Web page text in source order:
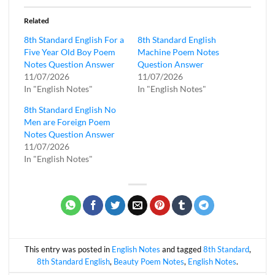
Related
8th Standard English For a
Five Year Old Boy Poem
Notes Question Answer
11/07/2026
In "English Notes"
8th Standard English
Machine Poem Notes
Question Answer
11/07/2026
In "English Notes"
8th Standard English No
Men are Foreign Poem
Notes Question Answer
11/07/2026
In "English Notes"
This entry was posted in English Notes and tagged8th Standard,
8th Standard English, Beauty Poem Notes, English Notes.